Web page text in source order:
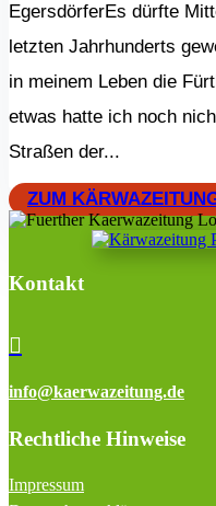
EgersdörferEs dürfte
letzten Jahrhunderts
in meinem Leben die
etwas hatte ich noch
Straßen der...
ZUM
Kontakt

info@kaerwazeitung.de
Rechtliche Hinweise
Impressum